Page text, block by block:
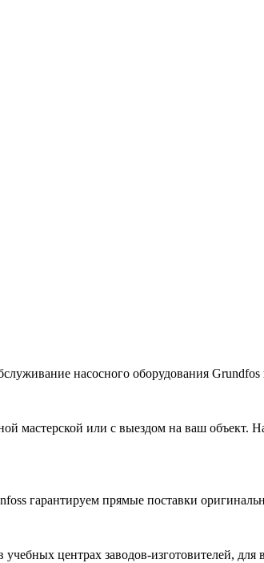
насосного оборудования Grundfos
мастерской или с выездом на ваш
гарантируем прямые поставки
центрах заводов-изготовителей, для